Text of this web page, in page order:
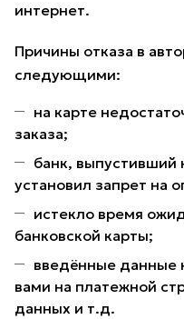
интернет.
Причины отказа в
следующими:
на карте
заказа;
банк, выпустивший
установил запрет на
истекло время
банковской карты;
введённые данные
вами на платежной
данных и т.д.